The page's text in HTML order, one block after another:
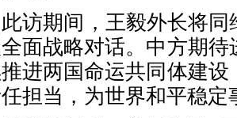
此访期间，王毅外长将
面战略对话。中方期
进两国命运共同体建
担当，为世界和平稳定